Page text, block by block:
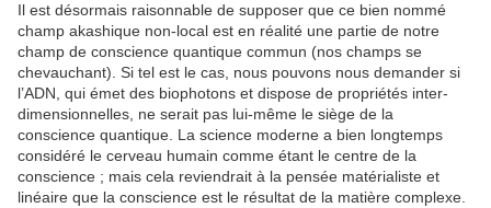
Il est désormais raisonnable de supposer que ce bien nommé
champ akashique non-local est en réalité une partie de notre
champ de conscience quantique commun (nos champs se
chevauchant). Si tel est le cas, nous pouvons nous demander si
l’ADN, qui émet des biophotons et dispose de propriétés inter-
dimensionnelles, ne serait pas lui-même le siège de la
conscience quantique. La science moderne a bien longtemps
considéré le cerveau humain comme étant le centre de la
conscience ; mais cela reviendrait à la pensée matérialiste et
linéaire que la conscience est le résultat de la matière complexe.